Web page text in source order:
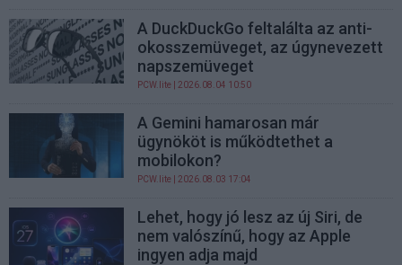
A DuckDuckGo feltalálta az anti-
okosszemüveget, az úgynevezett
napszemüveget
PCW.lite | 2026.08.04 10:50
A Gemini hamarosan már
ügynököt is működtethet a
mobilokon?
PCW.lite | 2026.08.03 17:04
Lehet, hogy jó lesz az új Siri, de
nem valószínű, hogy az Apple
ingyen adja majd